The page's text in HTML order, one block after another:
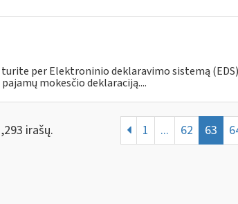
per Elektroninio deklaravimo sistemą
mokesčio deklaraciją....
irašų. 1 ... 62 63